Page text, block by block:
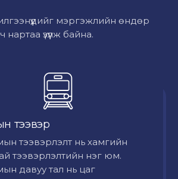
мэргэжлийн өндөр
нартаа үзүүлж байна.
тээвэр
тээвэрлэлт нь хамгийн
тээвэрлэлтийн нэг юм.
давуу тал нь цаг